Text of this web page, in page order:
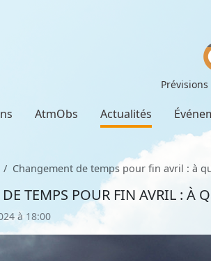
AtmObs Actualités
Changement de temps pour fin avril : à
TEMPS POUR FIN AVRIL : À
à 18:00